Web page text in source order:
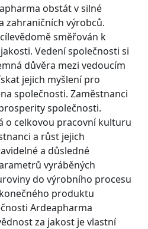
obstát v silné
zahraničních výrobců.
směřován k
Vedení společnosti si
důvěra mezi vedoucím
jejich myšlení pro
společnosti. Zaměstnanci
společnosti.
o celkovou pracovní kulturu
a růst jejich
a důsledné
vyráběných
do výrobního procesu
produktu
Ardeapharma
za jakost je vlastní